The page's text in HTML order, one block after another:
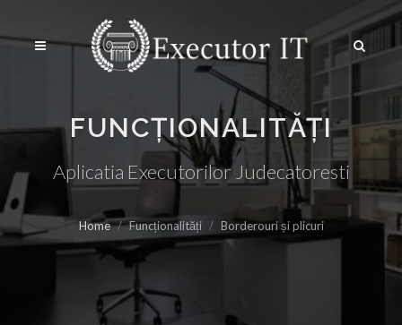
FUNCȚIONALITĂȚI
Aplicatia Executorilor Judecatoresti
Home Funcționalități Borderouri și plicuri